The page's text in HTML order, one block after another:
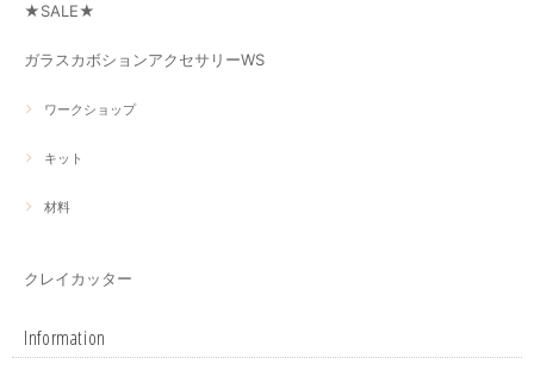
★SALE★
ガラスカボションアクセサリーWS
ワークショップ
キット
材料
クレイカッター
Information